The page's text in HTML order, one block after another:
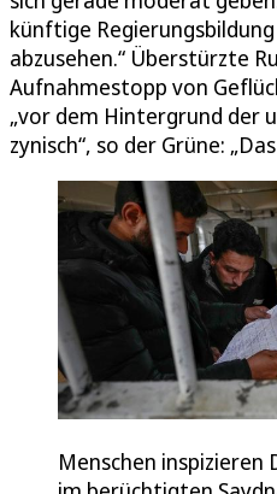
künftige
abzusehen.“ Überstürzte
Aufnahmestopp von
„vor dem Hintergrund der
zynisch“, so der Grüne:
Menschen inspizieren